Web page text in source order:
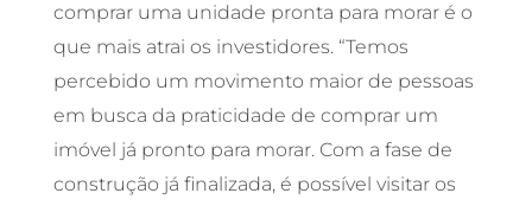
comprar uma unidade pronta para morar é o
que mais atrai os investidores. “Temos
percebido um movimento maior de pessoas
em busca da praticidade de comprar um
imóvel já pronto para morar. Com a fase de
construção já finalizada, é possível visitar os